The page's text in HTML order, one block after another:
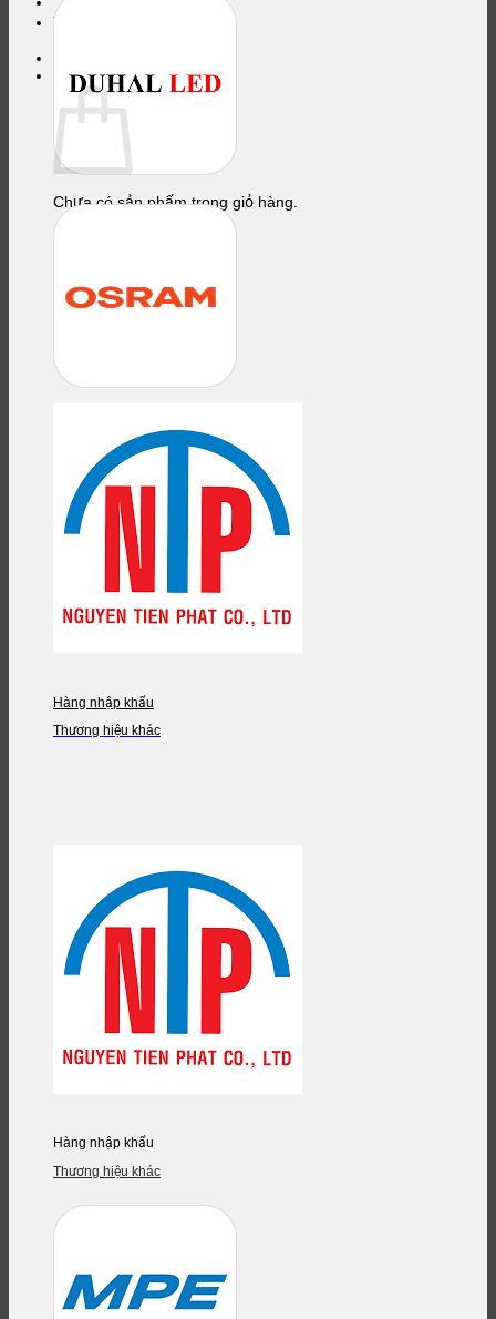
Yêu thích
Giỏ hàng
Chưa có sản phẩm trong giỏ hàng.
Hàng nhập khẩu
Thương hiệu khác
Hàng nhập khẩu
Thương hiệu khác